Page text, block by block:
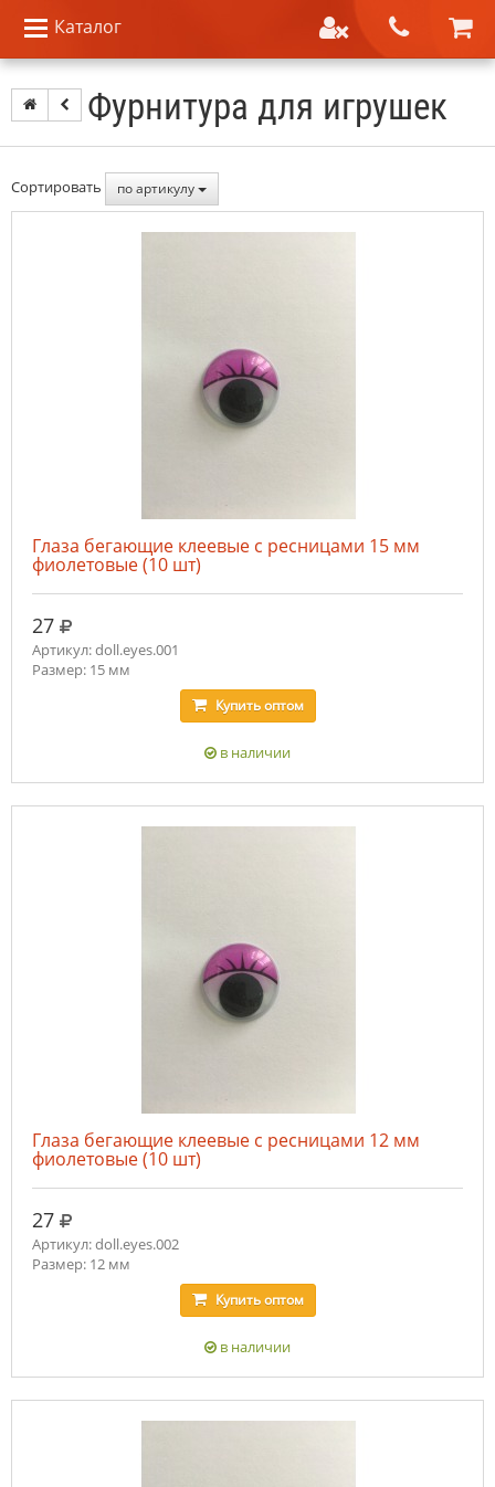
Каталог
Фурнитура для игрушек
Сортировать по артикулу
Глаза бегающие клеевые с ресницами 15 мм
фиолетовые (10 шт)
27 руб.
Артикул: doll.eyes.001
Размер: 15 мм
Купитьоптом
в наличии
Глаза бегающие клеевые с ресницами 12 мм
фиолетовые (10 шт)
27 руб.
Артикул: doll.eyes.002
Размер: 12 мм
Купитьоптом
в наличии